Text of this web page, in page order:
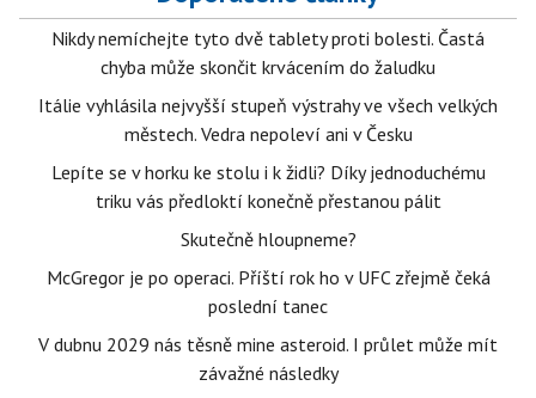
Nikdy nemíchejte tyto dvě tablety proti bolesti. Častá
chyba může skončit krvácením do žaludku
Itálie vyhlásila nejvyšší stupeň výstrahy ve všech velkých
městech. Vedra nepoleví ani v Česku
Lepíte se v horku ke stolu i k židli? Díky jednoduchému
triku vás předloktí konečně přestanou pálit
Skutečně hloupneme?
McGregor je po operaci. Příští rok ho v UFC zřejmě čeká
poslední tanec
V dubnu 2029 nás těsně mine asteroid. I průlet může mít
závažné následky